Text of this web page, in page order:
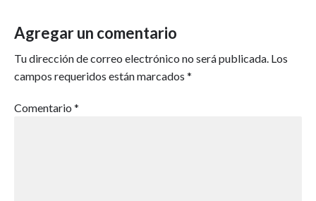
Agregar un comentario
Tu dirección de correo electrónico no será publicada. Los
campos requeridos están marcados *
Comentario *